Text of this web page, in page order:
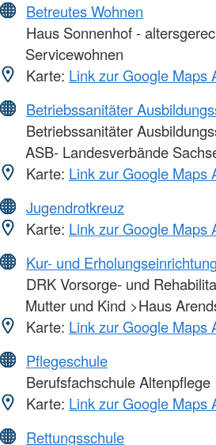
Betreutes Wohnen
Haus Sonnenhof -
Servicewohnen
Karte: Link zur Google Maps
Betriebssanitäter
Betriebssanitäter
ASB- Landesverbände
Karte: Link zur Google Maps
Jugendrotkreuz
Karte: Link zur Google Maps
Kur- und Erholungseinrichtung
DRK Vorsorge- und
Mutter und Kind >Haus
Karte: Link zur Google Maps
Pflegeschule
Berufsfachschule Altenpflege
Karte: Link zur Google Maps
Rettungsschule